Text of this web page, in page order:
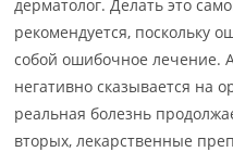
дерматолог. Делать это
рекомендуется, поскольку
собой ошибочное лечение.
негативно сказывается на
реальная болезнь
вторых, лекарственные